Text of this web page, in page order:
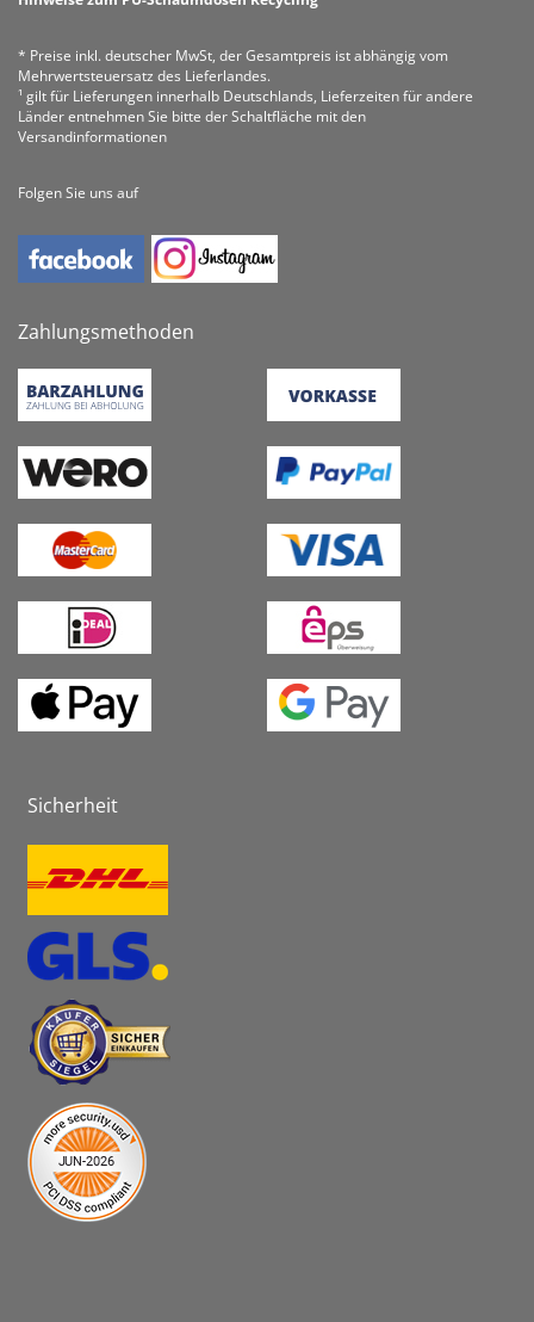
* Preise inkl. deutscher MwSt, der Gesamtpreis ist abhängig vom
Mehrwertsteuersatz des Lieferlandes.
¹ gilt für Lieferungen innerhalb Deutschlands, Lieferzeiten für andere
Länder entnehmen Sie bitte der Schaltfläche mit den
Versandinformationen
Folgen Sie uns auf
Zahlungsmethoden
Sicherheit